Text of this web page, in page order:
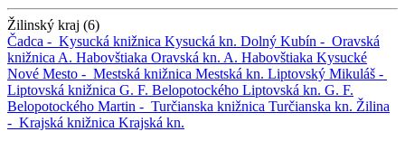
Žilinský kraj (6)
Čadca - Kysucká knižnica Kysucká kn. Dolný Kubín - Oravská
knižnica A. Habovštiaka Oravská kn. A. Habovštiaka Kysucké
Nové Mesto - Mestská knižnica Mestská kn. Liptovský Mikuláš -
Liptovská knižnica G. F. Belopotockého Liptovská kn. G. F.
Belopotockého Martin - Turčianska knižnica Turčianska kn. Žilina
- Krajská knižnica Krajská kn.